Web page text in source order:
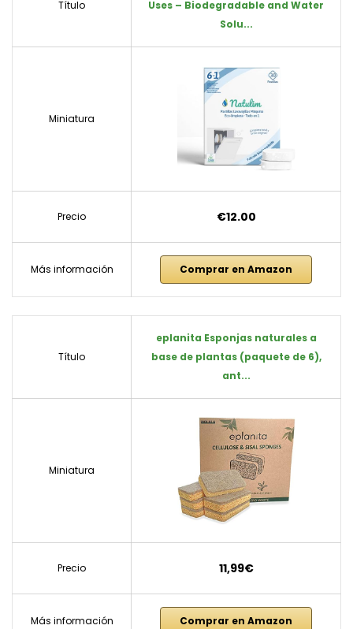
Título
Uses – Biodegradable and Water
Solu...
Miniatura
Precio €12.00
Más información Comprar en Amazon
Título
eplanita Esponjas naturales a
base de plantas (paquete de 6),
ant...
Miniatura
Precio 11,99€
Más información Comprar en Amazon